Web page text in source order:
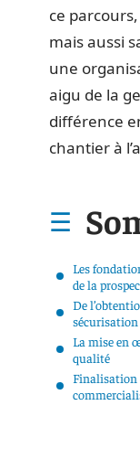
ce
mais aussi
une
aigu de la
différence
chantier à
Les
de la
De
La mise en
qualité
Finalisation